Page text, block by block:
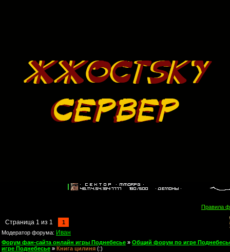
Правила
Страница 1 из 1
1
Модератор форума: Иван
Форум фан-сайта онлайн игры Поднебесье » Общий форум по игре
игре Поднебесье » Книга цилиня (:)